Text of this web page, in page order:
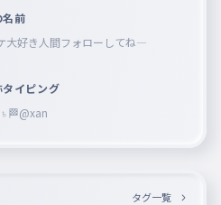
名前
大好き人間フォローしてね―
イピング
タグ一覧